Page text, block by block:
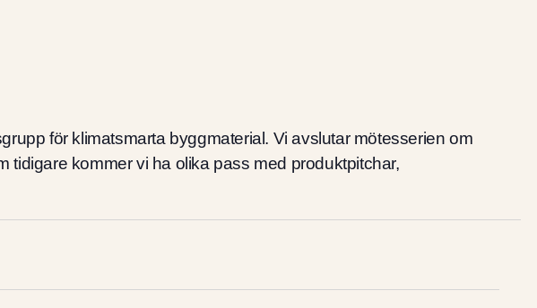
för klimatsmarta byggmaterial. Vi avslutar mötesserien om
tidigare kommer vi ha olika pass med produktpitchar,